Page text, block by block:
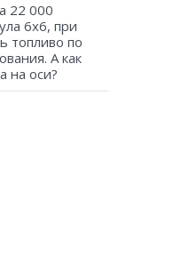
22 000
6х6, при
топливо по
А как
на оси?